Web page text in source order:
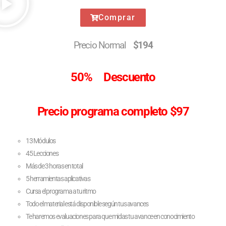
Comprar
Precio Normal $194
50% Descuento
Precio programa completo $97
13 Módulos
45 Lecciones
Más de 3 horas en total
5 herramientas aplicativas
Cursa el programa a tu ritmo
Todo el material está disponible según tus avances
Te haremos evaluaciones para que midas tu avance en conocimiento